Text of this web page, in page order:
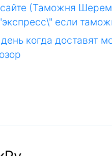
сайте (Таможня
если
когда доставят